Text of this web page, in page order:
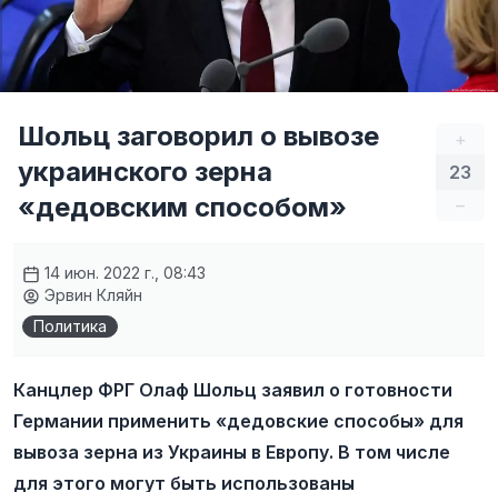
+
23
–
Шольц заговорил о вывозе
украинского зерна
«дедовским способом»
14 июн. 2022 г., 08:43
Эрвин Кляйн
Политика
Канцлер ФРГ Олаф Шольц заявил о готовности
Германии применить «дедовские способы» для
вывоза зерна из Украины в Европу. В том числе
для этого могут быть использованы